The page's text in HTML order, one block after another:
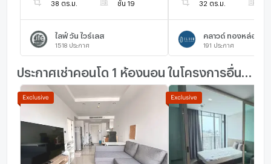
38 ตร.ม. ชั้น 19
ไลฟ์ วัน ไวร์เลส
1518 ประกาศ
32 ตร.ม.
คลาวด์ ทองหล่อ - เ
191 ประกาศ